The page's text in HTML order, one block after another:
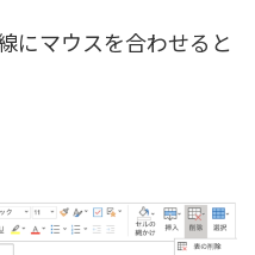
にマウスを合わせると